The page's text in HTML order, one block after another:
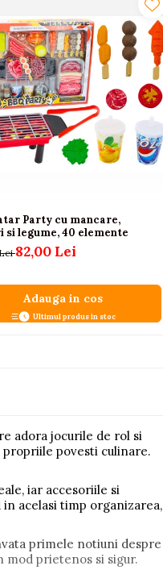
Party cu mancare,
si legume, 40 elemente
82,00 Lei
Adauga in cos
Ultimul produs in stoc
adora jocurile de rol si
propriile povesti culinare.
iar accesoriile si
acelasi timp organizarea,
primele notiuni despre
mod prietenos si sigur.